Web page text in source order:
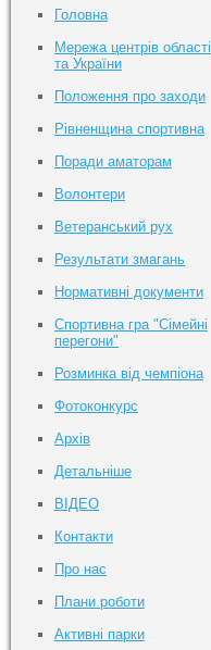
Головна
Мережа центрів області
та України
Положення про заходи
Рівненщина спортивна
Поради аматорам
Волонтери
Ветеранський рух
Результати змагань
Нормативні документи
Спортивна гра "Сімейні
перегони"
Розминка від чемпіона
Фотоконкурс
Архів
Детальніше
ВІДЕО
Контакти
Про нас
Плани роботи
Активні парки